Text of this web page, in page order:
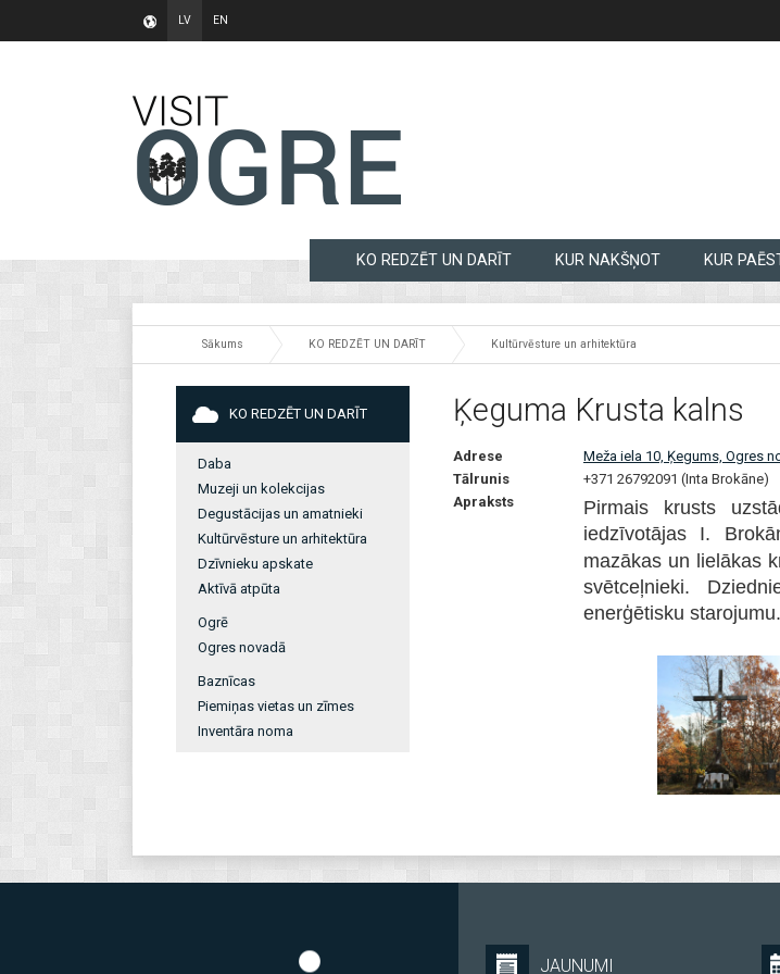
LV EN
KO REDZĒT UN DARĪT KUR NAKŠŅOT KUR
Sākums KO REDZĒT UN DARĪT Kultūrvēsture un arhitektūra
KO REDZĒT UN DARĪT
Daba
Muzeji un kolekcijas
Degustācijas un amatnieki
Kultūrvēsture un arhitektūra
Dzīvnieku apskate
Aktīvā atpūta
Ogrē
Ogres novadā
Baznīcas
Piemiņas vietas un zīmes
Inventāra noma
Ķeguma Krusta kalns
Adrese
Meža iela 10, Ķegums, Ogres
Tālrunis
+371 26792091 (Inta Brokāne)
Apraksts
Pirmais krusts
iedzīvotājas I.
mazākas un lielākas
svētceļnieki.
enerģētisku starojumu.
JAUNUMI